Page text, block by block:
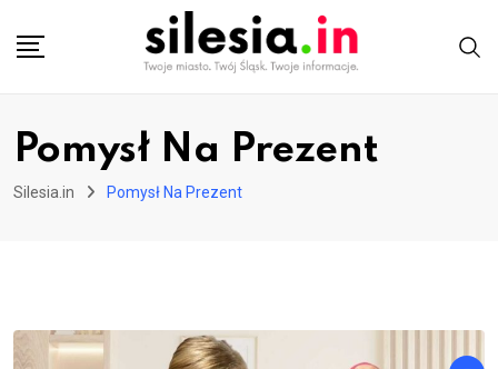
Pomysł Na Prezent
Silesia.in Pomysł Na Prezent